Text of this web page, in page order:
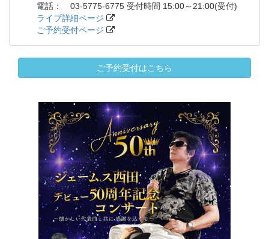
電話： 03-5775-6775 受付時間 15:00～21:00(受付)
ライブ詳細ページ
ご予約受付ページ
ご予約受付はこちら